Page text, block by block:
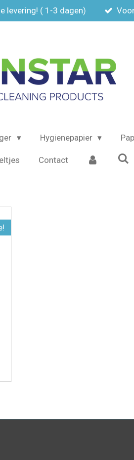
levering! ( 1-3 dagen)
Hygienepapier
Contact